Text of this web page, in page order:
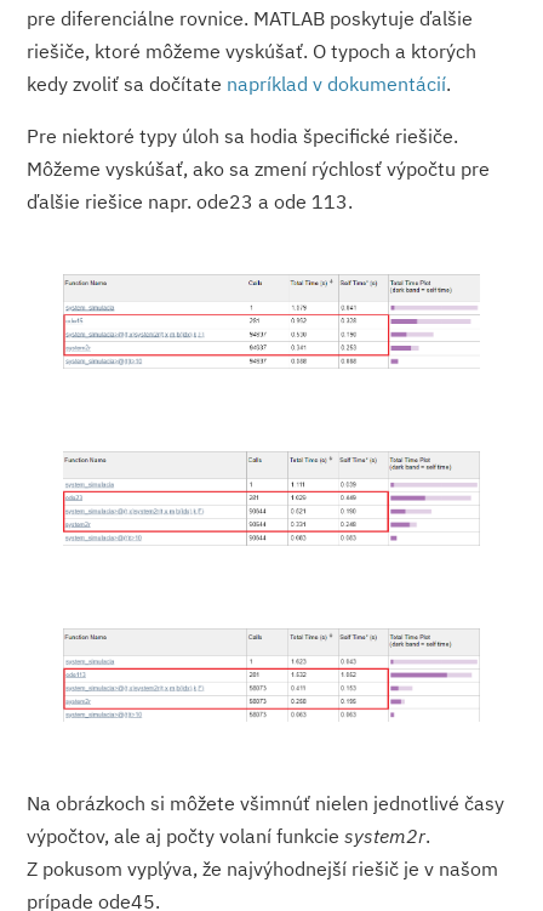
pre diferenciálne rovnice. MATLAB poskytuje ďalšie
riešiče, ktoré môžeme vyskúšať. O typoch a ktorých
kedy zvoliť sa dočítate napríklad v dokumentácií.
Pre niektoré typy úloh sa hodia špecifické riešiče.
Môžeme vyskúšať, ako sa zmení rýchlosť výpočtu pre
ďalšie riešice napr. ode23 a ode 113.
Na obrázkoch si môžete všimnúť nielen jednotlivé časy
výpočtov, ale aj počty volaní funkciesystem2r.
Z pokusom vyplýva, že najvýhodnejší riešič je v našom
prípade ode45.